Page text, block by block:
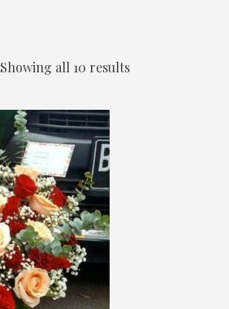
Showing all 10 results